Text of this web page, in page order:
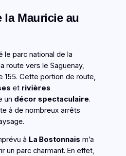
la Mauricie au
le parc national de la
route vers le Saguenay,
155. Cette portion de route,
et rivières
un décor spectaculaire.
à de nombreux arrêts
à La Bostonnais m’a
un parc charmant. En effet,